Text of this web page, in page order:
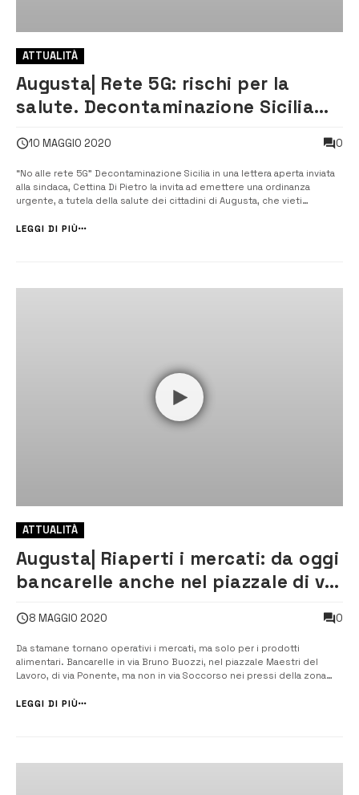
ATTUALITÀ
Augusta| Rete 5G: rischi per la
salute. Decontaminazione Sicilia
10 MAGGIO 2020 0
“No alle rete 5G” Decontaminazione Sicilia in una lettera aperta inviata
alla sindaca, Cettina Di Pietro la invita ad emettere una ordinanza
urgente, a tutela della salute dei cittadini di Augusta, che vieti
rete 5G in tutto il territorio comunale. [/] Contro la...
LEGGI DI PIÙ
ATTUALITÀ
Augusta| Riaperti i mercati: da oggi
bancarelle anche nel piazzale di via
8 MAGGIO 2020 0
Da stamane tornano operativi i mercati, ma solo per i prodotti
alimentari. Bancarelle in via Bruno Buozzi, nel piazzale Maestri del
Lavoro, di via Ponente, ma non in via Soccorso nei pressi della zona
bancarelle dei venditori ambulanti nel piazzale Nord di viale Bruno
LEGGI DI PIÙ